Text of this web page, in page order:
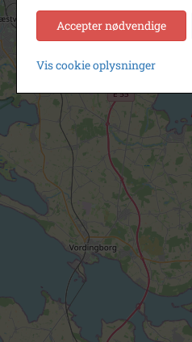
Accepter nødvendige
Vis cookie oplysninger